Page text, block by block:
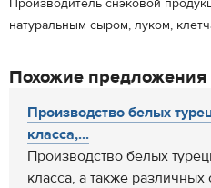
Производитель снэковой
натуральным сыром, луком,
Похожие предложения
Производство белых
класса,...
Производство белых
класса, а также